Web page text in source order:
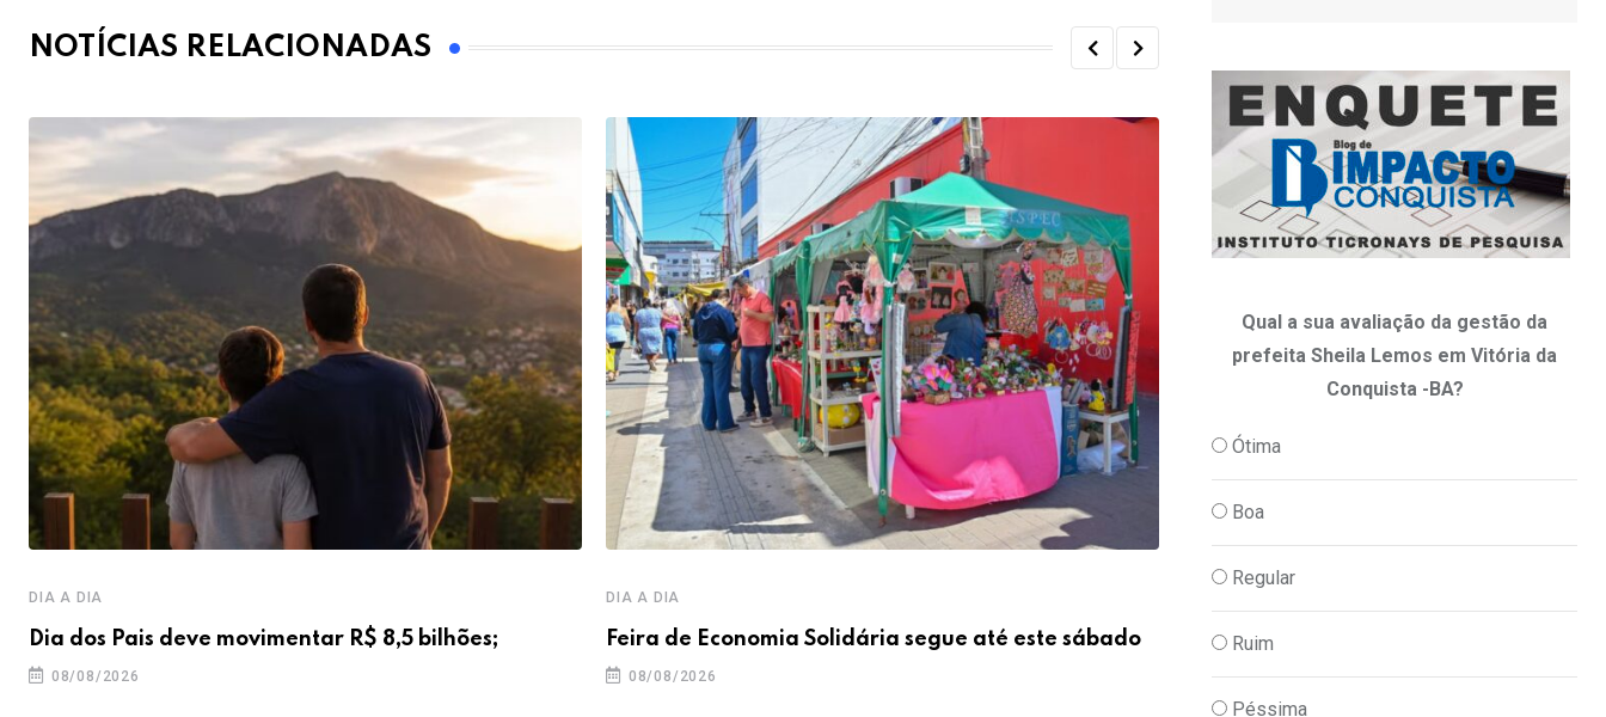
NOTÍCIAS RELACIONADAS
DIA A DIA
Dia dos Pais deve movimentar R$ 8,5 bilhões;
08/08/2026
DIA A DIA
Feira de Economia Solidária segue até este sábado
08/08/2026
CULTURA DIA A DIA
Horóscopo 2026: confira a previsão de
08/08/2026
Qual a sua avaliação da gestão da
prefeita Sheila Lemos em Vitória da
Conquista -BA?
Ótima
Boa
Regular
Ruim
Péssima